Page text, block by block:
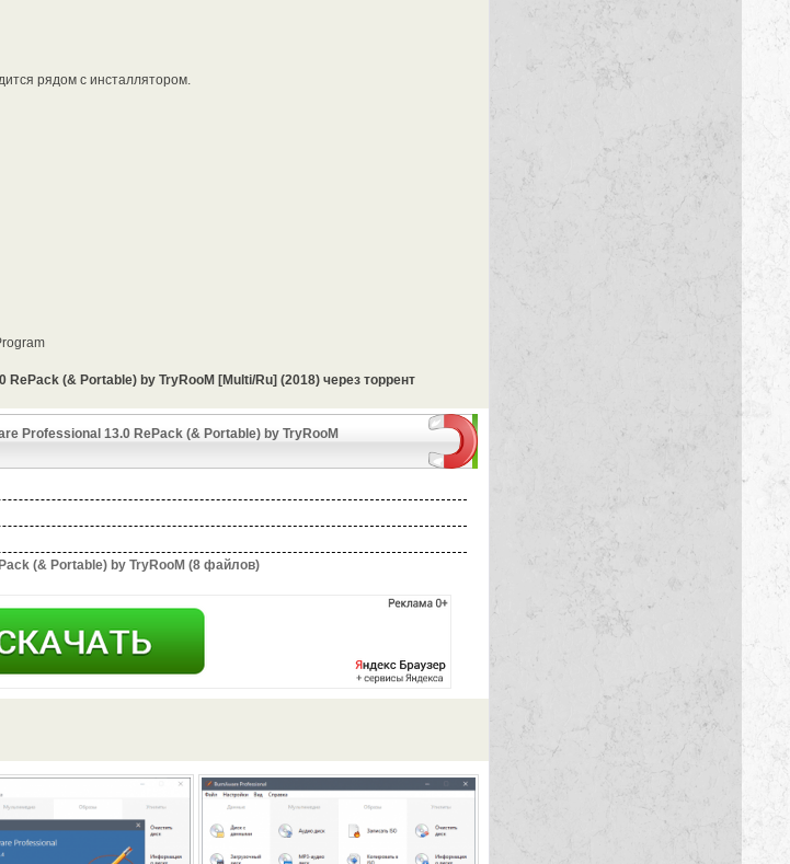
рядом с инсталлятором.
(& Portable) by TryRooM [Multi/Ru] (2018) через торрент
Professional 13.0 RePack (& Portable) by TryRooM
(& Portable) by TryRooM (8 файлов)